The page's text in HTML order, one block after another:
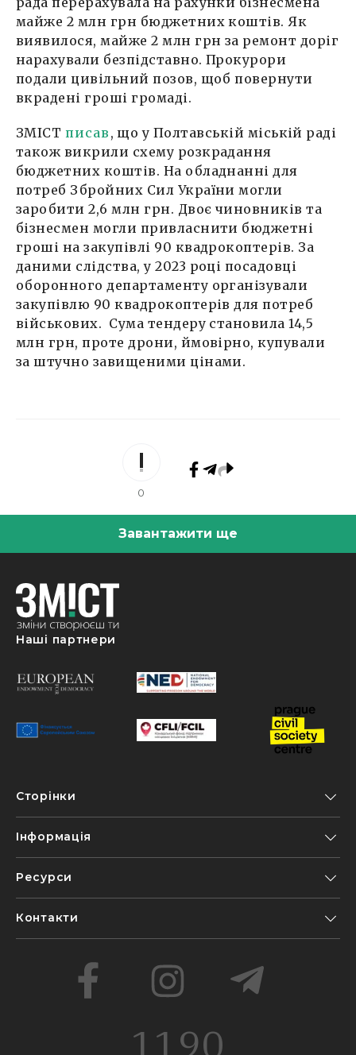
майже 2 млн грн бюджетних коштів. Як
виявилося, майже 2 млн грн за ремонт доріг
нарахували безпідставно. Прокурори
подали цивільний позов, щоб повернути
вкрадені гроші громаді.
ЗМІСТ писав , що у Полтавській міській раді
також викрили схему розкрадання
бюджетних коштів. На обладнанні для
потреб Збройних Сил України могли
заробити 2,6 млн грн. Двоє чиновників та
бізнесмен могли привласнити бюджетні
гроші на закупівлі 90 квадрокоптерів. За
даними слідства, у 2023 році посадовці
оборонного департаменту організували
закупівлю 90 квадрокоптерів для потреб
військових. Сума тендеру становила 14,5
млн грн, проте дрони, ймовірно, купували
за штучно завищеними цінами.
0
Завантажити ще
Наші партнери
Сторінки
Інформація
Ресурси
Контакти
1190